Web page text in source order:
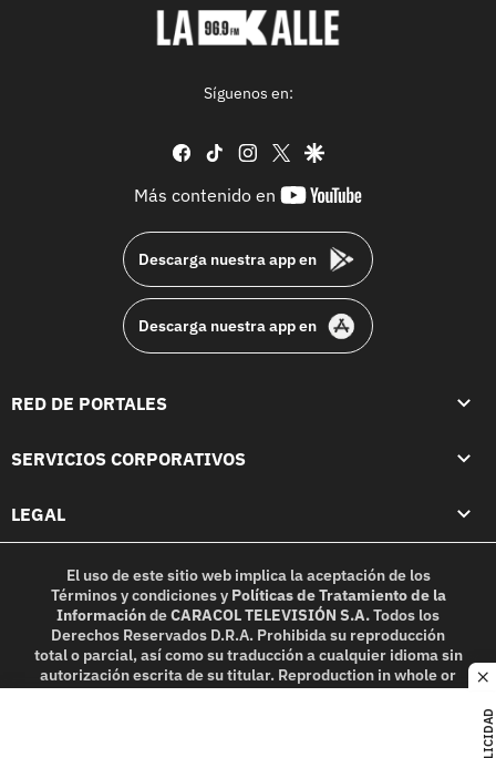
Síguenos en:
facebook
tiktok instagram
twittergoogle
Más contenido en
youtube-
Descarga nuestra app en
Descarga nuestra app en
RED DE PORTALES
SERVICIOS CORPORATIVOS
LEGAL
El uso de este sitio web implica la aceptación de los
Términos y condicionesy Políticas de Tratamiento de la
InformacióndeCARACOL TELEVISIÓN S.A.Todos los
Derechos Reservados D.R.A. Prohibida su reproducción
total o parcial, así como su traducción a cualquier idioma sin
autorización escrita de su titular. Reproduction in whole or
in part, or translation without written permission is